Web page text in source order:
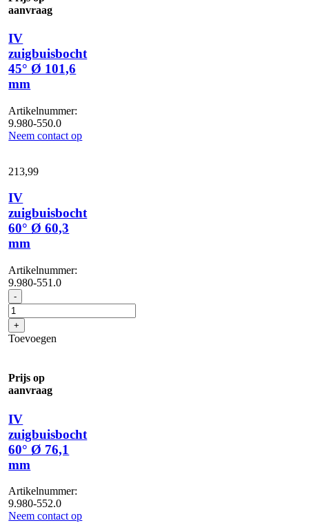
aanvraag
IV
zuigbuisbocht
45° Ø 101,6
mm
Artikelnummer:
9.980-550.0
Neem contact op
213,99
IV
zuigbuisbocht
60° Ø 60,3
mm
Artikelnummer:
9.980-551.0
- IV
zuigbuisbocht
60°
Ø
60,3
+
Toevoegen
Prijs op
aanvraag
IV
zuigbuisbocht
60° Ø 76,1
mm
Artikelnummer:
9.980-552.0
Neem contact op